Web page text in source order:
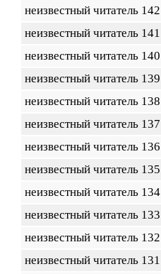
неизвестный читатель 142
неизвестный читатель 141
неизвестный читатель 140
неизвестный читатель 139
неизвестный читатель 138
неизвестный читатель 137
неизвестный читатель 136
неизвестный читатель 135
неизвестный читатель 134
неизвестный читатель 133
неизвестный читатель 132
неизвестный читатель 131